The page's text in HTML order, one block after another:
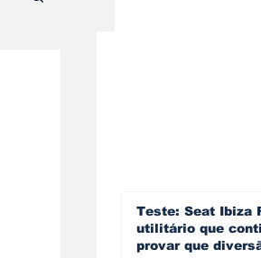
Teste: Seat Ibiza
utilitário que
provar que